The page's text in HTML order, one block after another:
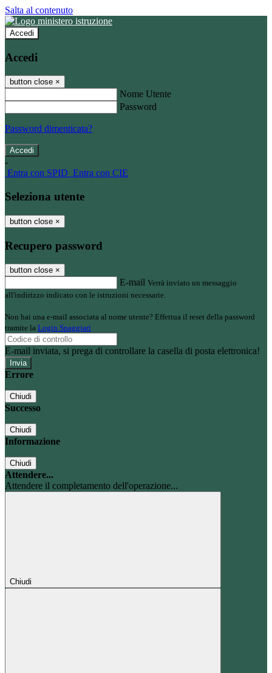
Salta al contenuto
Accedi
Accedi
button close ×
Nome Utente
Password
Password dimenticata?
-
Entra con SPID Entra con CIE
Seleziona utente
button close ×
Recupero password
button close ×
E-mail Verrà inviato un messaggio
all'indirizzo indicato con le istruzioni necessarie.
Non hai una e-mail associata al nome utente? Effettua il reset della password
tramite la Login Spaggiari
E-mail inviata, si prega di controllare la casella di posta elettronica!
Errore
Chiudi
Successo
Chiudi
Informazione
Chiudi
Attendere...
Attendere il completamento dell'operazione...
Chiudi